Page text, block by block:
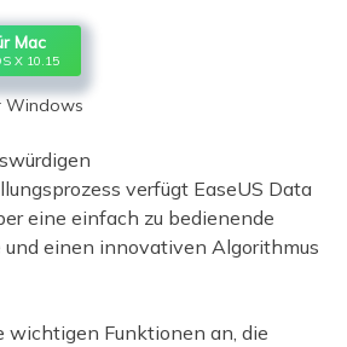
Mac
X 10.15
Windows
verfügt EaseUS Data
eine einfach zu bedienende
und einen innovativen Algorithmus
wichtigen Funktionen an, die